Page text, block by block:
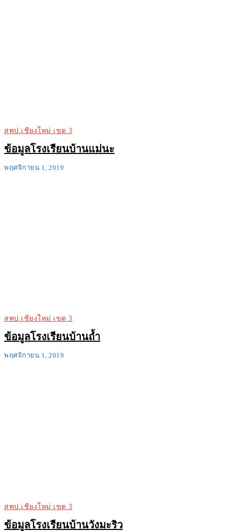
สพป.เชียงใหม่ เขต 3
ข้อมูลโรงเรียนบ้านแม่นะ
พฤศจิกายน 1, 2019
สพป.เชียงใหม่ เขต 3
ข้อมูลโรงเรียนบ้านถ้ำ
พฤศจิกายน 1, 2019
สพป.เชียงใหม่ เขต 3
ข้อมูลโรงเรียนบ้านวังมะริว